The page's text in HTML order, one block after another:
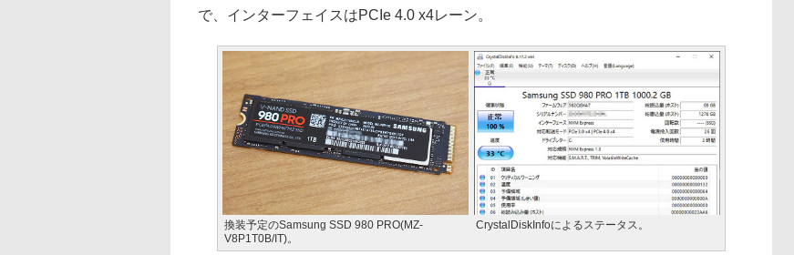
で、インターフェイスはPCIe 4.0 x4レーン。
換装予定のSamsung SSD 980 PRO(MZ-
V8P1T0B/IT)。
CrystalDiskInfoによるステータス。